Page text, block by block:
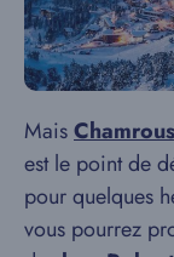
Mais
est le point de
pour quelques
vous pourrez